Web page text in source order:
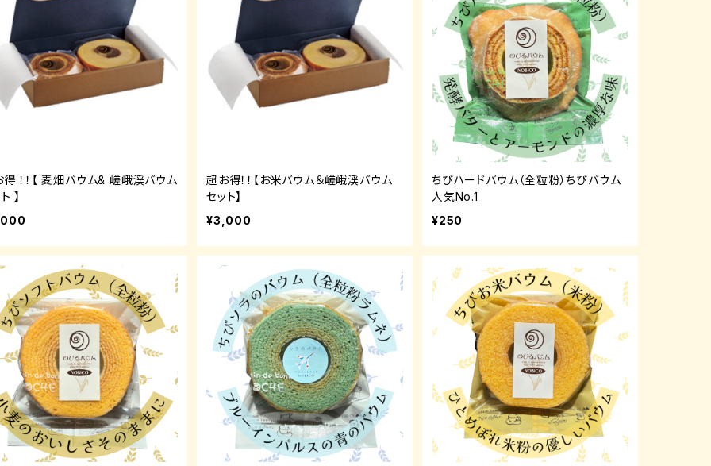
！！【 麦畑バウム& 嵯峨渓バウム
】
超お得！！【お米バウム＆嵯峨渓バウム
セット】
¥3,000
ちびハードバウム（全粒粉）ちびバウム
人気No.1
¥250